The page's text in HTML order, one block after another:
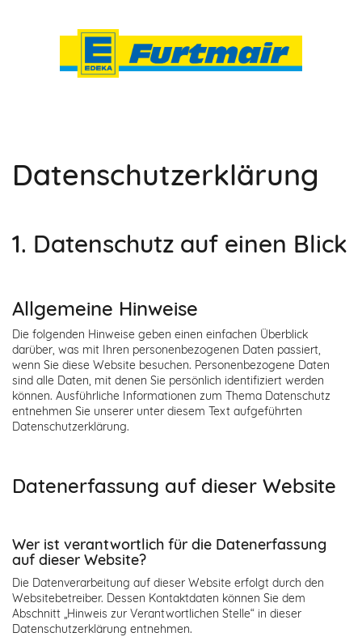
Datenschutz­erklärung
1. Datenschutz auf einen Blick
Allgemeine Hinweise
Die folgenden Hinweise geben einen einfachen Überblick
darüber, was mit Ihren personenbezogenen Daten passiert,
wenn Sie diese Website besuchen. Personenbezogene Daten
sind alle Daten, mit denen Sie persönlich identifiziert werden
können. Ausführliche Informationen zum Thema Datenschutz
entnehmen Sie unserer unter diesem Text aufgeführten
Datenschutzerklärung.
Datenerfassung auf dieser Website
Wer ist verantwortlich für die Datenerfassung
auf dieser Website?
Die Datenverarbeitung auf dieser Website erfolgt durch den
Websitebetreiber. Dessen Kontaktdaten können Sie dem
Abschnitt „Hinweis zur Verantwortlichen Stelle“ in dieser
Datenschutzerklärung entnehmen.